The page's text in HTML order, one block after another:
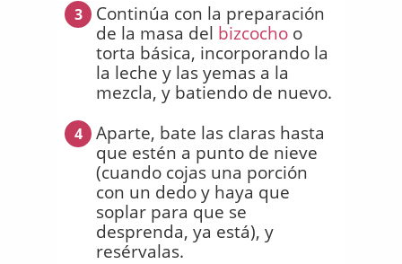
3
Continúa con la preparación
de la masa del bizcocho o
torta básica, incorporando la
la leche y las yemas a la
mezcla, y batiendo de nuevo.
4
Aparte, bate las claras hasta
que estén a punto de nieve
(cuando cojas una porción
con un dedo y haya que
soplar para que se
desprenda, ya está), y
resérvalas.